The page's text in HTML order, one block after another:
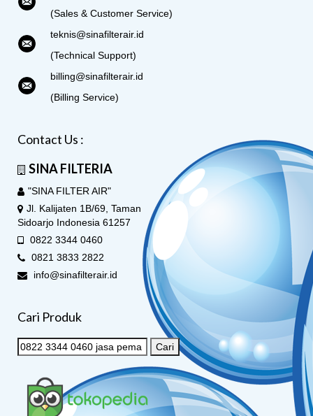
(Sales & Customer Service)
teknis@sinafilterair.id
(Technical Support)
billing@sinafilterair.id
(Billing Service)
Contact Us :
SINA FILTERIA
"SINA FILTER AIR"
Jl. Kalijaten 1B/69, Taman
Sidoarjo Indonesia 61257
0822 3344 0460
0821 3833 2822
info@sinafilterair.id
Cari Produk
Cari